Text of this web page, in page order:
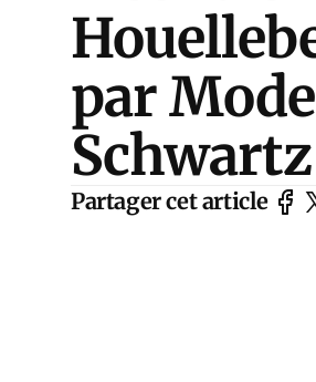
par
Schwartz
Partager cet article